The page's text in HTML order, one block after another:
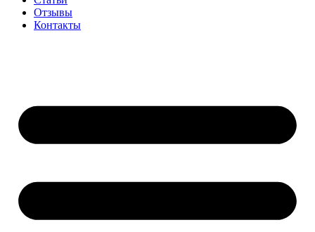
Отзывы
Контакты